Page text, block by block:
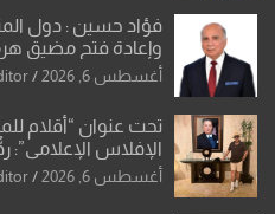
فؤاد حسين : دول
وإعادة فتح مضيق
تحولات القدس
أغسطس 6, 2026
تحت عنوان “أقلام
الإفلاس الإعلامي”:
الشكرجي
أغسطس 6, 2026